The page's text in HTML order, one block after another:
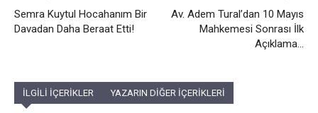
Semra Kuytul Hocahanım Bir
Davadan Daha Beraat Etti!
Av. Adem Tural’dan 10 Mayıs
Mahkemesi Sonrası İlk
Açıklama…
İLGİLİ İÇERİKLER YAZARIN DİĞER İÇERİKLERİ